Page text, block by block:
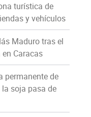
turística de
y vehículos
Maduro tras el
Caracas
permanente de
soja pasa de